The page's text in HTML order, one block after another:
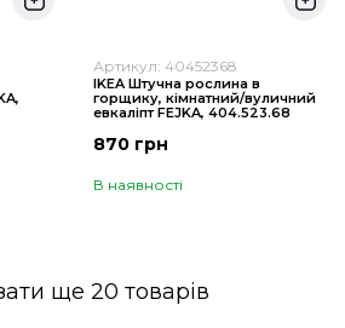
Артикул: 40452368
IKEA Штучна рослина в
горщику, кімнатний/вуличний
евкаліпт FEJKA, 404.523.68
870 грн
В наявності
ще 20 товарів